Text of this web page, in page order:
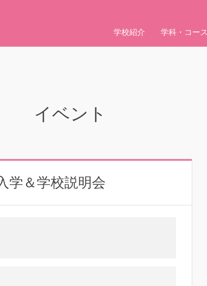
学校紹介 学科・コース
イベント
学＆学校説明会